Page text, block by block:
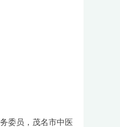
委员，茂名市中医